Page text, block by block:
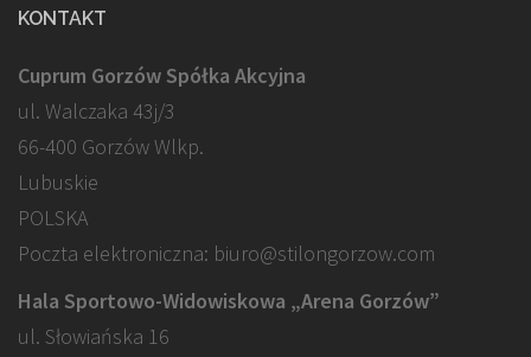
KONTAKT
Cuprum Gorzów Spółka Akcyjna
ul. Walczaka 43j/3
66-400 Gorzów Wlkp.
Lubuskie
POLSKA
Poczta elektroniczna: biuro@stilongorzow.com
Hala Sportowo-Widowiskowa „Arena Gorzów”
ul. Słowiańska 16